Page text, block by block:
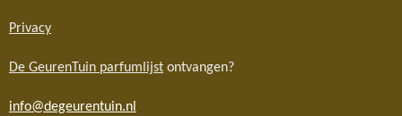
Privacy
De GeurenTuin parfumlijst ontvangen?
info@degeurentuin.nl